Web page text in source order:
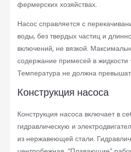
фермерских хозяйствах.
Насос справляется с
воды, без твердых частиц и
включений, не вязкой.
содержание примесей в жидкости
Температура не должна
Конструкция насоса
Конструкция насоса включает в
гидравлическую и
из нержавеющей стали.